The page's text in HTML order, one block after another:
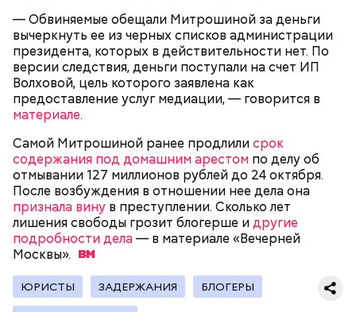
— Обвиняемые обещали Митрошиной за деньги
вычеркнуть ее из черных списков администрации
президента, которых в действительности нет. По
версии следствия, деньги поступали на счет ИП
Волховой, цель которого заявлена как
предоставление услуг медиации, — говорится в
материале.
Самой Митрошиной ранее продлилисрок
содержания под домашним арестом по делу об
отмывании 127 миллионов рублей до 24 октября.
После возбуждения в отношении нее дела она
признала вину в преступлении. Сколько лет
лишения свободы грозит блогерше идругие
подробности дела— в материале «Вечерней
Москвы».
ЮРИСТЫ ЗАДЕРЖАНИЯ БЛОГЕРЫ
— Гасанов, являясь индивидуальным
предпринимателем, осуществлял
предпринимательскую деятельность в области
продажи и размещения рекламы в социальных
сетях. С целью сокрытия своих доходов часть
покупателей различных мотивационных курсов и
прогнозов ставок на спорт Гасанов получал на
Родственники обналичивали деньги и возвращали
их Гасанову. А чтобы пользоваться деньгами и не
вызвать подозрений у налоговой, Гасанов либо
распределял их между еще несколькими счетами,
либопокупал на них квартиры.
Следующим подопытным стал друг детства
Миссюры Константин. 3 февраля того же года,
когда молодые люди ехали вместе в машине,
подозреваемый угостил приятеля морсом с
этиленгликолем. Через два дня Константин умер в
больнице.